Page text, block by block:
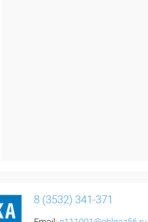
8 (3532) 341-371